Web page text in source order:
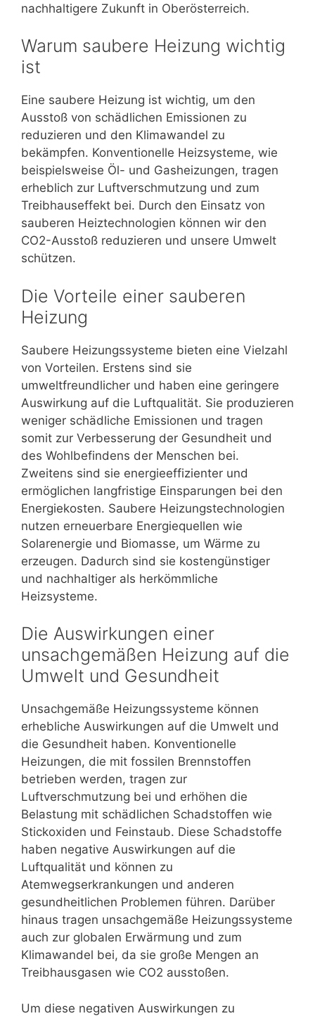
nachhaltigere Zukunft in Oberösterreich.
Warum saubere Heizung wichtig
ist
Eine saubere Heizung ist wichtig, um den
Ausstoß von schädlichen Emissionen zu
reduzieren und den Klimawandel zu
bekämpfen. Konventionelle Heizsysteme, wie
beispielsweise Öl- und Gasheizungen, tragen
erheblich zur Luftverschmutzung und zum
Treibhauseffekt bei. Durch den Einsatz von
sauberen Heiztechnologien können wir den
CO2-Ausstoß reduzieren und unsere Umwelt
schützen.
Die Vorteile einer sauberen
Heizung
Saubere Heizungssysteme bieten eine Vielzahl
von Vorteilen. Erstens sind sie
umweltfreundlicher und haben eine geringere
Auswirkung auf die Luftqualität. Sie produzieren
weniger schädliche Emissionen und tragen
somit zur Verbesserung der Gesundheit und
des Wohlbefindens der Menschen bei.
Zweitens sind sie energieeffizienter und
ermöglichen langfristige Einsparungen bei den
Energiekosten. Saubere Heizungstechnologien
nutzen erneuerbare Energiequellen wie
Solarenergie und Biomasse, um Wärme zu
erzeugen. Dadurch sind sie kostengünstiger
und nachhaltiger als herkömmliche
Heizsysteme.
Die Auswirkungen einer
unsachgemäßen Heizung auf die
Umwelt und Gesundheit
Unsachgemäße Heizungssysteme können
erhebliche Auswirkungen auf die Umwelt und
die Gesundheit haben. Konventionelle
Heizungen, die mit fossilen Brennstoffen
betrieben werden, tragen zur
Luftverschmutzung bei und erhöhen die
Belastung mit schädlichen Schadstoffen wie
Stickoxiden und Feinstaub. Diese Schadstoffe
haben negative Auswirkungen auf die
Luftqualität und können zu
Atemwegserkrankungen und anderen
gesundheitlichen Problemen führen. Darüber
hinaus tragen unsachgemäße Heizungssysteme
auch zur globalen Erwärmung und zum
Klimawandel bei, da sie große Mengen an
Treibhausgasen wie CO2 ausstoßen.
Um diese negativen Auswirkungen zu